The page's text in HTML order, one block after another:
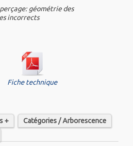
géométrie des
incorrects
Fiche technique
+
Catégories / Arborescence